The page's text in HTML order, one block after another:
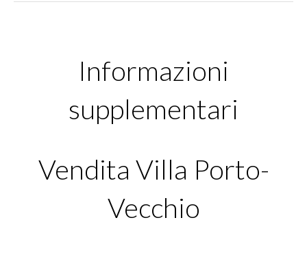
Informazioni
supplementari
Vendita Villa Porto-
Vecchio